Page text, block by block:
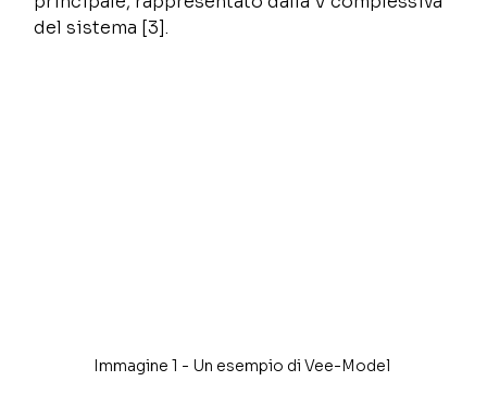
del sistema [3].
Immagine 1 - Un esempio di Vee-Model